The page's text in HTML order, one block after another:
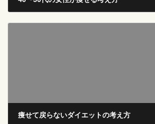
痩せて戻らないダイエットの考え方